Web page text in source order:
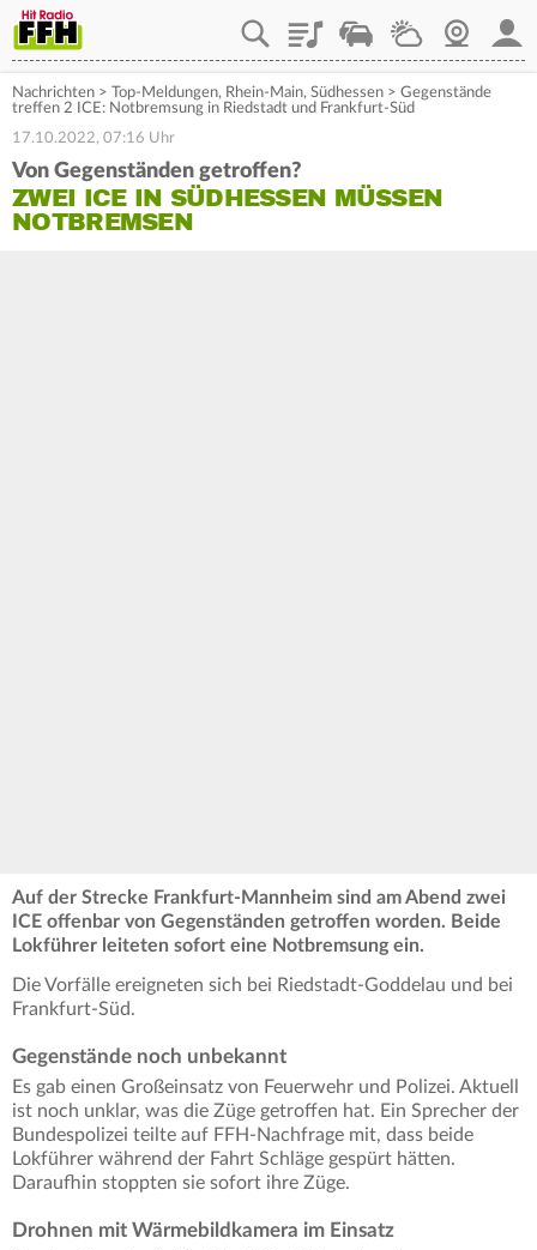
PlaylistStaupilotWetterWebcam
Nachrichten > Top-Meldungen, Rhein-Main, Südhessen > Gegenstände
treffen 2 ICE: Notbremsung in Riedstadt und Frankfurt-Süd
17.10.2022, 07:16 Uhr
Von Gegenständen getroffen?
ZWEI ICE IN SÜDHESSEN MÜSSEN
NOTBREMSEN
Auf der Strecke Frankfurt-Mannheim sind am Abend zwei
ICE offenbar von Gegenständen getroffen worden. Beide
Lokführer leiteten sofort eine Notbremsung ein.
Die Vorfälle ereigneten sich bei Riedstadt-Goddelau und bei
Frankfurt-Süd.
Gegenstände noch unbekannt
Es gab einen Großeinsatz von Feuerwehr und Polizei. Aktuell
ist noch unklar, was die Züge getroffen hat. Ein Sprecher der
Bundespolizei teilte auf FFH-Nachfrage mit, dass beide
Lokführer während der Fahrt Schläge gespürt hätten.
Daraufhin stoppten sie sofort ihre Züge.
Drohnen mit Wärmebildkamera im Einsatz